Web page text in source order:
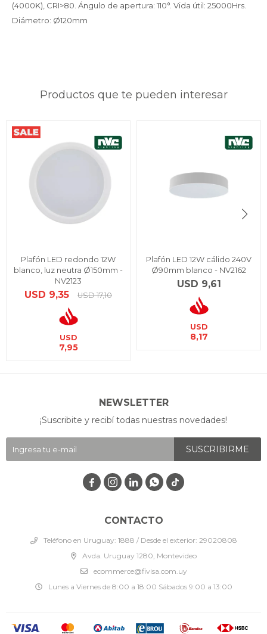
(4000K), CRI>80. Ángulo de apertura: 110°. Vida útil: 25000Hrs.
Diámetro: Ø120mm
Productos que te pueden interesar
Plafón LED redondo 12W
blanco, luz neutra Ø150mm -
NV2123
USD 9,35 USD 17,10
USD
7,95
Plafón LED 12W cálido 240V
Ø90mm blanco - NV2162
USD 9,61
USD
8,17
CONTACTO
Teléfono en Uruguay: 1888 / Desde el exterior: 29020808
Avda. Uruguay 1280, Montevideo
ecommerce@fivisa.com.uy
Lunes a Viernes de 8:00 a 18:00 Sábados 9:00 a 13:00
NEWSLETTER
¡Suscribite y recibí todas nuestras novedades!
SUSCRIBIRME
   